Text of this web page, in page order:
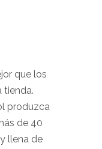
que los
tienda.
produzca
de 40
llena de